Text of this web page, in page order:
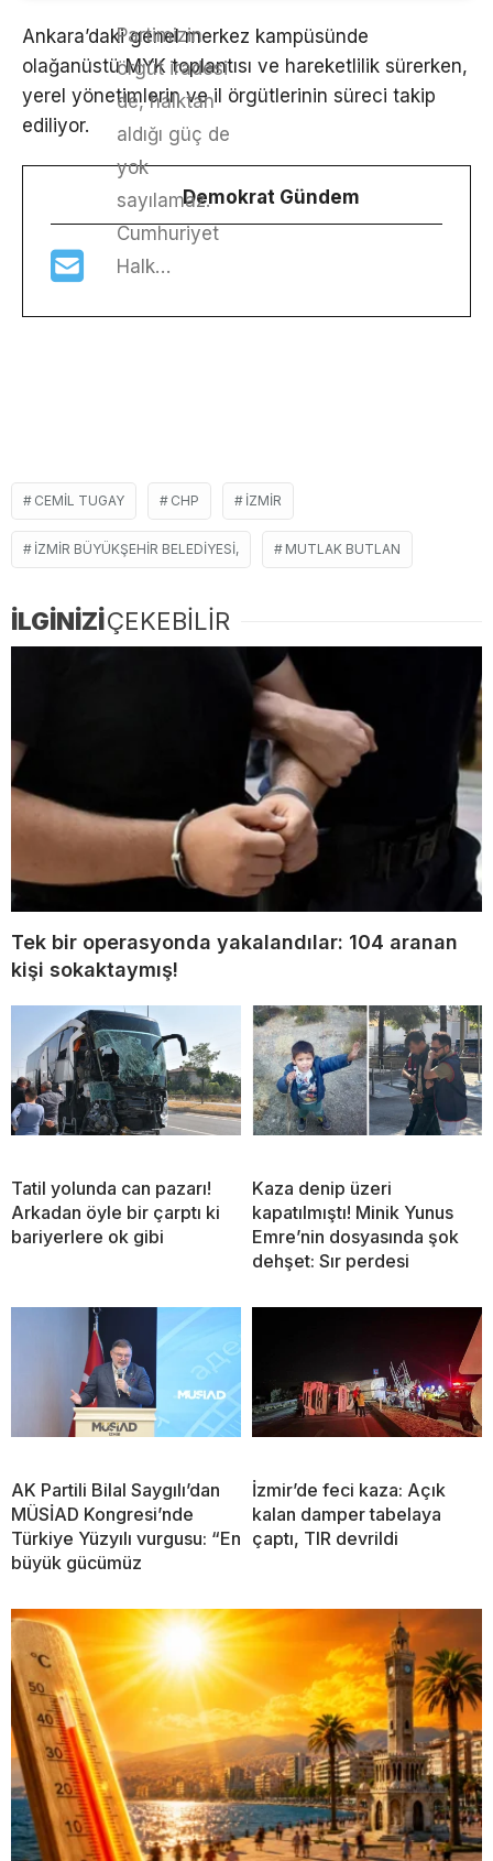
Partimizin
örgüt iradesi
de, halktan
aldığı güç de
yok
sayılamaz.
Cumhuriyet
Halk…
Ankara’daki genel merkez kampüsünde
olağanüstü MYK toplantısı ve hareketlilik sürerken,
yerel yönetimlerin ve il örgütlerinin süreci takip
ediliyor.
Demokrat Gündem
CEMIL TUGAY CHP İZMIR
İZMIR BÜYÜKŞEHIR BELEDIYESI, MUTLAK BUTLAN
İLGİNİZİÇEKEBİLİR
Tek bir operasyonda yakalandılar: 104 aranan
kişi sokaktaymış!
Tatil yolunda can pazarı!
Arkadan öyle bir çarptı ki
bariyerlere ok gibi
Kaza denip üzeri
kapatılmıştı! Minik Yunus
Emre’nin dosyasında şok
dehşet: Sır perdesi
AK Partili Bilal Saygılı’dan
MÜSİAD Kongresi’nde
Türkiye Yüzyılı vurgusu: “En
büyük gücümüz
İzmir’de feci kaza: Açık
kalan damper tabelaya
çaptı, TIR devrildi